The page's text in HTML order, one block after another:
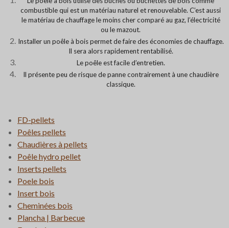
combustible qui est un matériau naturel et renouvelable. C’est aussi
le matériau de chauffage le moins cher comparé au gaz, l’électricité
ou le mazout.
Installer un poêle à bois permet de faire des économies de chauffage.
Il sera alors rapidement rentabilisé.
Le poêle est facile d’entretien.
Il présente peu de risque de panne contrairement à une chaudière
classique.
FD-pellets
Poêles pellets
Chaudières à pellets
Poêle hydro pellet
Inserts pellets
Poele bois
Insert bois
Cheminées bois
Plancha | Barbecue